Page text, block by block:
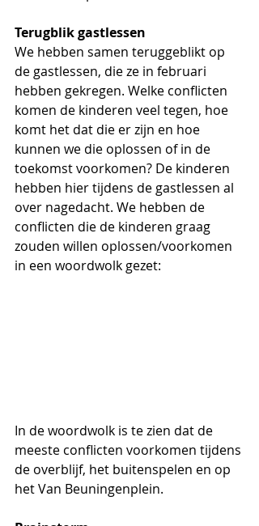
Terugblik gastlessen
We hebben samen teruggeblikt op
de gastlessen, die ze in februari
hebben gekregen. Welke conflicten
komen de kinderen veel tegen, hoe
komt het dat die er zijn en hoe
kunnen we die oplossen of in de
toekomst voorkomen? De kinderen
hebben hier tijdens de gastlessen al
over nagedacht. We hebben de
conflicten die de kinderen graag
zouden willen oplossen/voorkomen
in een woordwolk gezet:
In de woordwolk is te zien dat de
meeste conflicten voorkomen tijdens
de overblijf, het buitenspelen en op
het Van Beuningenplein.